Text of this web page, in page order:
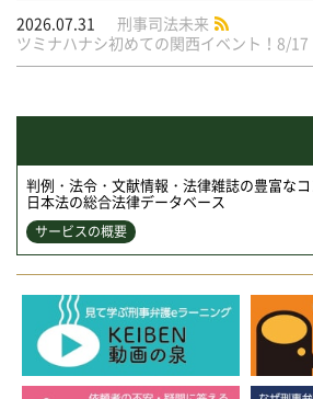
2026.07.31
刑事司法未来
ツミナハナシ初めての関西イベント！8/
判例・法令・文献情報・法律雑誌の豊富な
日本法の総合法律データベース
サービスの概要